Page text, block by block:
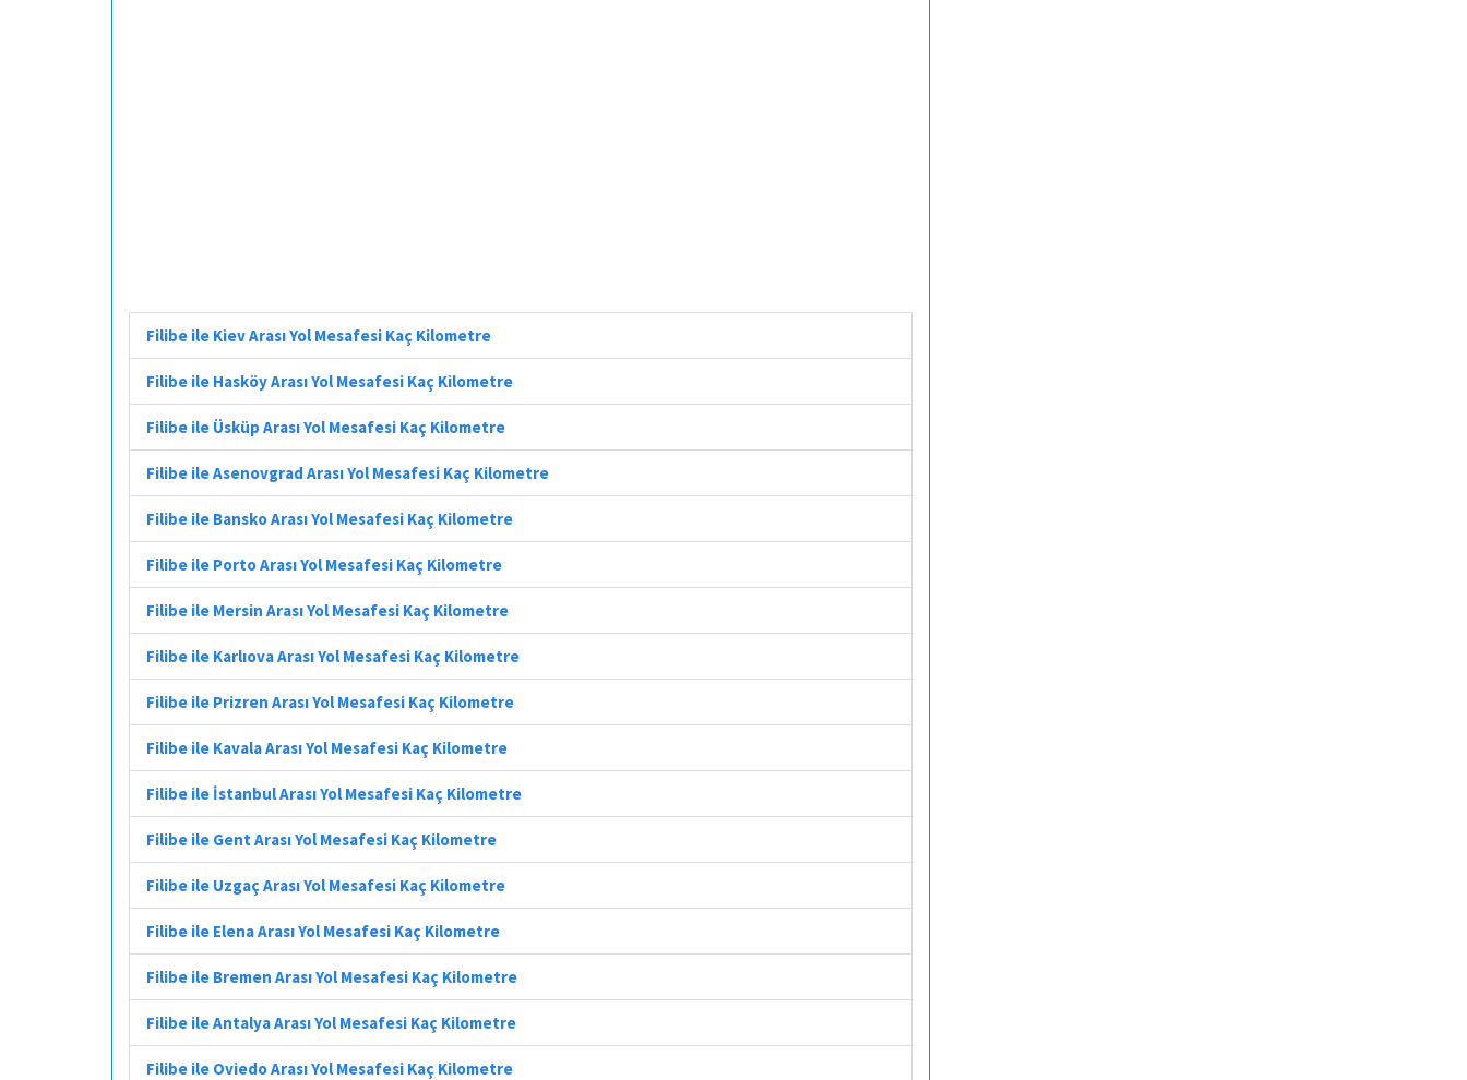
Filibe ile Kiev Arası Yol Mesafesi Kaç Kilometre
Filibe ile Hasköy Arası Yol Mesafesi Kaç Kilometre
Filibe ile Üsküp Arası Yol Mesafesi Kaç Kilometre
Filibe ile Asenovgrad Arası Yol Mesafesi Kaç Kilometre
Filibe ile Bansko Arası Yol Mesafesi Kaç Kilometre
Filibe ile Porto Arası Yol Mesafesi Kaç Kilometre
Filibe ile Mersin Arası Yol Mesafesi Kaç Kilometre
Filibe ile Karlıova Arası Yol Mesafesi Kaç Kilometre
Filibe ile Prizren Arası Yol Mesafesi Kaç Kilometre
Filibe ile Kavala Arası Yol Mesafesi Kaç Kilometre
Filibe ile İstanbul Arası Yol Mesafesi Kaç Kilometre
Filibe ile Gent Arası Yol Mesafesi Kaç Kilometre
Filibe ile Uzgaç Arası Yol Mesafesi Kaç Kilometre
Filibe ile Elena Arası Yol Mesafesi Kaç Kilometre
Filibe ile Bremen Arası Yol Mesafesi Kaç Kilometre
Filibe ile Antalya Arası Yol Mesafesi Kaç Kilometre
Filibe ile Oviedo Arası Yol Mesafesi Kaç Kilometre